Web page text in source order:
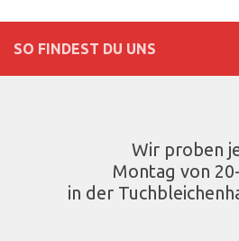
SO FINDEST DU UNS
Wir proben
Montag von
in der